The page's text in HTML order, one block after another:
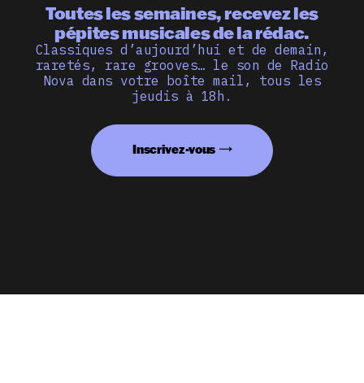
Toutes les semaines, recevez les
pépites musicales de la rédac.
Classiques d’aujourd’hui et de demain,
raretés, rare grooves… le son de Radio
Nova dans votre boîte mail, tous les
jeudis à 18h.
Inscrivez-vous